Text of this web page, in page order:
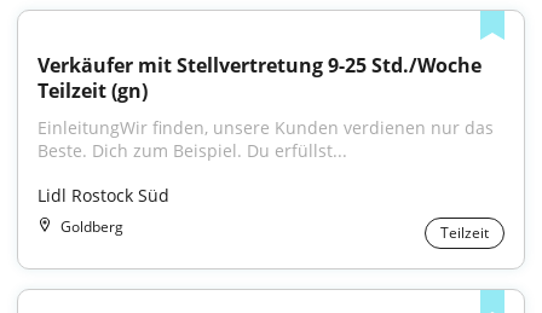
Verkäufer mit Stellvertretung 9-25 Std./Woche
Teilzeit (gn)
EinleitungWir finden, unsere Kunden verdienen nur das
Beste. Dich zum Beispiel. Du erfüllst...
Lidl Rostock Süd
Goldberg Teilzeit